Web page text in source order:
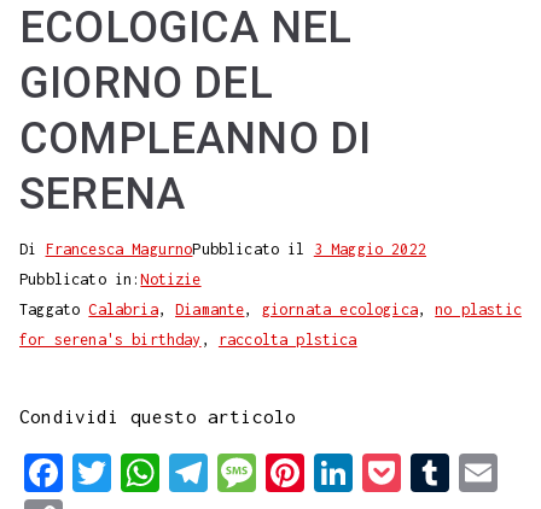
ECOLOGICA NEL
GIORNO DEL
COMPLEANNO DI
SERENA
Di Francesca MagurnoPubblicato il 3 Maggio 2022
Pubblicato in:Notizie
TaggatoCalabria,Diamante, giornata ecologica,no plastic
for serena's birthday , raccolta plstica
Condividi questo articolo
F
T
W
T
M
P
L
T